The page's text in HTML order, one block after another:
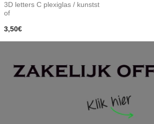
3D letters C plexiglas / kunstst
of
3,50€